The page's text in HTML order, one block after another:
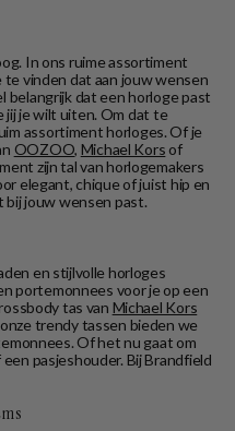
In ons ruime assortiment
vinden dat aan jouw wensen
belangrijk dat een horloge past
jij je wilt uiten. Om dat te
assortiment horloges. Of je
OOZOO, Michael Kors of
zijn tal van horlogemakers
elegant, chique of juist hip en
bij jouw wensen past.
en stijlvolle horloges
portemonnees voor je op een
tas van Michael Kors
trendy tassen bieden we
Of het nu gaat om
pasjeshouder. Bij Brandfield